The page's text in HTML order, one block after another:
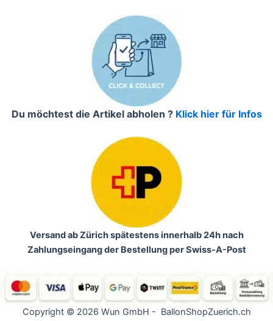
Du möchtest die Artikel abholen ? Klick hier für Infos
Versand ab Zürich spätestens innerhalb 24h nach
Zahlungseingang der Bestellung per Swiss-A-Post
Copyright © 2026 Wun GmbH - BallonShopZuerich.ch